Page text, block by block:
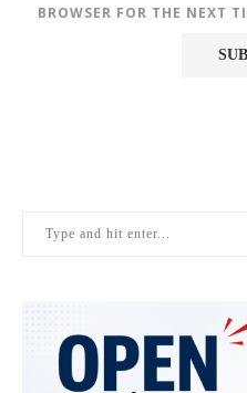
BROWSER FOR THE NEXT